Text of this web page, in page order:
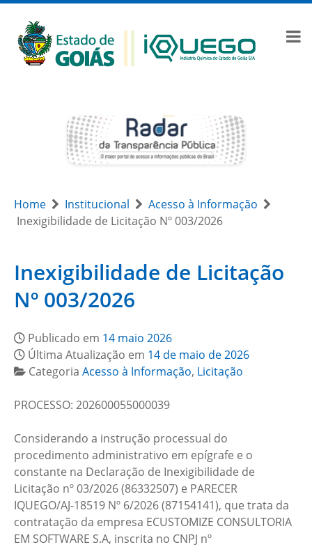
Home Institucional
Acesso à Informação
Inexigibilidade de Licitação Nº 003/2026
Inexigibilidade de Licitação
Nº 003/2026
Publicado em 14 maio 2026
Última Atualização em 14 de maio de 2026
Categoria Acesso à Informação, Licitação
PROCESSO: 202600055000039
Considerando a instrução processual do
procedimento administrativo em epígrafe e o
constante na Declaração de Inexigibilidade de
Licitação nº 03/2026 (86332507) e PARECER
IQUEGO/AJ-18519 Nº 6/2026 (87154141), que trata da
contratação da empresa ECUSTOMIZE CONSULTORIA
EM SOFTWARE S.A, inscrita no CNPJ nº